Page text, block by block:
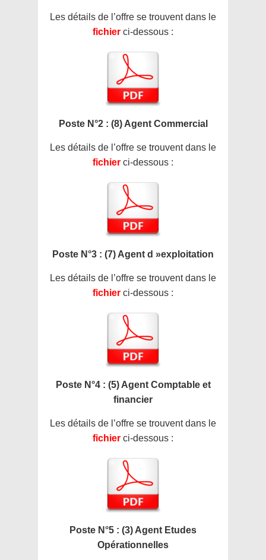
Les détails de l’offre se trouvent dans le
fichier ci-dessous :
Poste N°2 : (8) Agent Commercial
Les détails de l’offre se trouvent dans le
fichier ci-dessous :
Poste N°3 : (7) Agent d »exploitation
Les détails de l’offre se trouvent dans le
fichier ci-dessous :
Poste N°4 : (5) Agent Comptable et
financier
Les détails de l’offre se trouvent dans le
fichier ci-dessous :
Poste N°5 : (3) Agent Etudes
Opérationnelles